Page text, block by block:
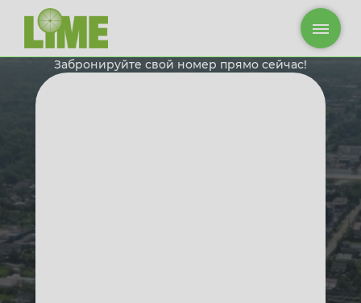
Забронируйте свой номер прямо сейчас!